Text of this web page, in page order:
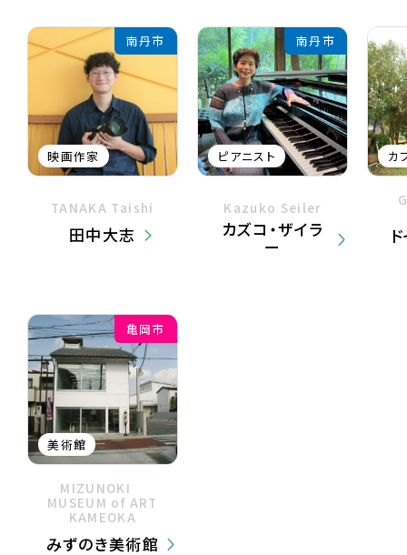
映画作家
南丹市
TANAKA Taishi
田中大志
ピアニスト
南丹市
Kazuko Seiler
カズコ・ザイラ
ー
カ
美術館
亀岡市
MIZUNOKI
MUSEUM of ART
KAMEOKA
みずのき美術館